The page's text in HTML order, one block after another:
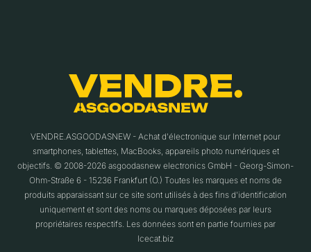
VENDRE.ASGOODASNEW - Achat d'électronique sur Internet pour
smartphones, tablettes, MacBooks, appareils photo numériques et
objectifs. © 2008-2026 asgoodasnew electronics GmbH - Georg-Simon-
Ohm-Straße 6 - 15236 Frankfurt (O.) Toutes les marques et noms de
produits apparaissant sur ce site sont utilisés à des fins d'identification
uniquement et sont des noms ou marques déposées par leurs
propriétaires respectifs. Les données sont en partie fournies par
Icecat.biz